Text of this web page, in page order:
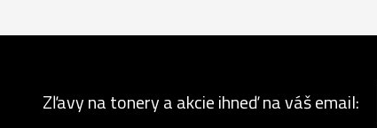
Zľavy na tonery a akcie ihneď na váš email: